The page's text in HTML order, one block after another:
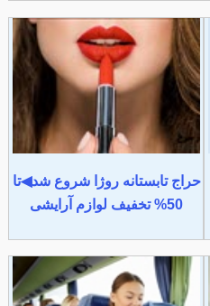
حراج تابستانه روژا شروع شد◀تا
50% تخفیف لوازم آرایشی